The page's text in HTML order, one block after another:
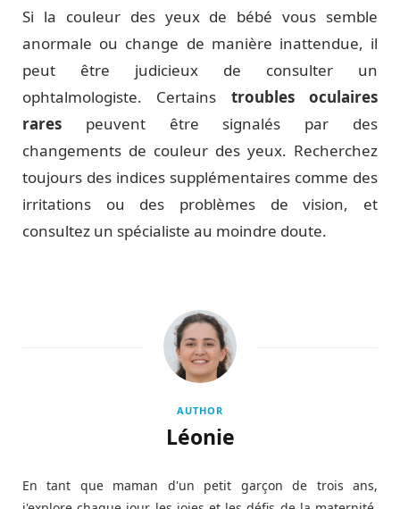
Si la couleur des yeux de bébé vous semble
anormale ou change de manière inattendue, il
peut être judicieux de consulter un
ophtalmologiste. Certains troubles oculaires
rares peuvent être signalés par des
changements de couleur des yeux. Recherchez
toujours des indices supplémentaires comme des
irritations ou des problèmes de vision, et
consultez un spécialiste au moindre doute.
AUTHOR
Léonie
En tant que maman d'un petit garçon de trois ans,